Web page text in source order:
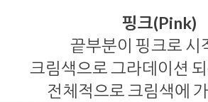
핑크(Pink)
끝부분이 핑크로 시
크림색으로 그라데이션
전체적으로 크림색에